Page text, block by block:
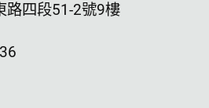
路四段51-2號9樓